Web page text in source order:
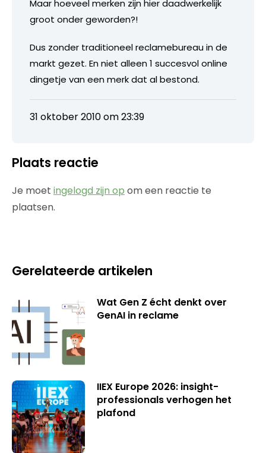
Maar hoeveel merken zijn hier daadwerkelijk
groot onder geworden?!
Dus zonder traditioneel reclamebureau in de
markt gezet. En niet alleen 1 succesvol online
dingetje van een merk dat al bestond.
31 oktober 2010 om 23:39
Plaats reactie
Je moet ingelogd zijn op om een reactie te
plaatsen.
Gerelateerde artikelen
Wat Gen Z écht denkt over
GenAI in reclame
IIEX Europe 2026: insight-
professionals verhogen het
plafond